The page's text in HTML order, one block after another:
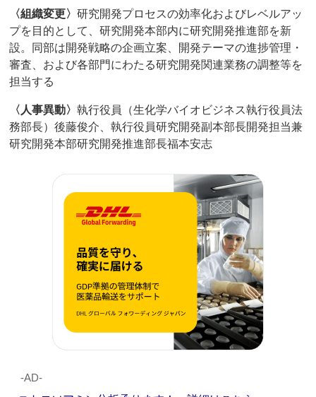
〈組織変更〉研究開発プロセスの効率化およびレベルアッ
プを目的として、研究開発本部内に研究開発推進部を新
設。同部は開発戦略の企画立案、開発テーマの進捗管理・
審査、および各部門にわたる研究開発関連業務の調整等を
担当する
〈人事異動〉執行役員（生化学バイオビジネス執行役員法
務部長）後藤俊介、執行役員研究開発副本部長開発担当兼
研究開発本部研究開発推進部長福本安志
‐AD‐